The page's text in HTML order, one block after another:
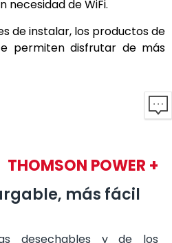
necesidad de WiFi.
de instalar, los productos de
permiten disfrutar de más
THOMSON POWER +
más fácil
desechables y de los